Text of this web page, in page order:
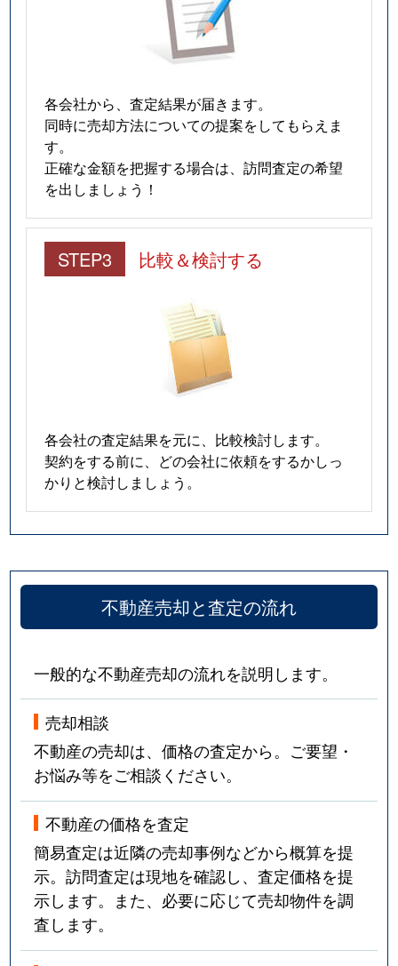
各会社から、査定結果が届きます。
同時に売却方法についての提案をしてもらえま
す。
正確な金額を把握する場合は、訪問査定の希望
を出しましょう！
STEP3 比較＆検討する
各会社の査定結果を元に、比較検討します。
契約をする前に、どの会社に依頼をするかしっ
かりと検討しましょう。
不動産売却と査定の流れ
一般的な不動産売却の流れを説明します。
売却相談
不動産の売却は、価格の査定から。ご要望・
お悩み等をご相談ください。
不動産の価格を査定
簡易査定は近隣の売却事例などから概算を提
示。訪問査定は現地を確認し、査定価格を提
示します。また、必要に応じて売却物件を調
査します。